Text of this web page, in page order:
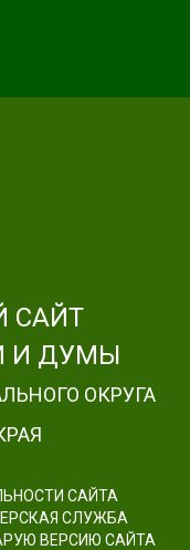
САЙТ
И ДУМЫ
ОКРУГА
САЙТА
СЛУЖБА
ВЕРСИЮ САЙТА